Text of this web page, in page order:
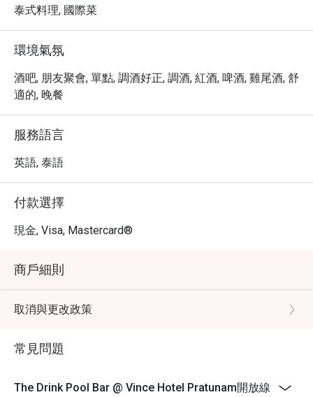
酒、啤酒與特色雞尾酒，享受悠閒時光。
水門市場及周邊熱門景點。
・立即透過 Eatigo 預訂 The Drink Pool Bar @ Vince Hotel
Pratunam，即可享受高達 5 折的獨家優惠，讓您的用餐體
驗更加物超所值。
泰式料理, 國際菜
環境氣氛
酒吧, 朋友聚會, 單點, 調酒好正, 調酒, 紅酒, 啤酒, 雞尾酒, 舒
適的, 晚餐
服務語言
英語, 泰語
付款選擇
現金, Visa, Mastercard®
商戶細則
取消與更改政策
常見問題
The Drink Pool Bar @ Vince Hotel Pratunam開放線